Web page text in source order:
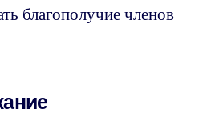
благополучие членов